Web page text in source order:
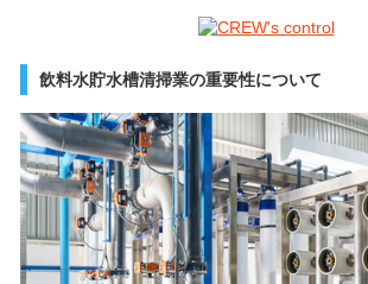
飲料水貯水槽清掃業の重要性について